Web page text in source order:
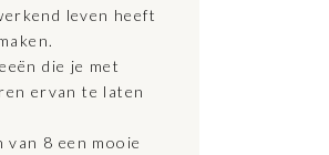
leven heeft
die je met
ervan te laten
8 een mooie